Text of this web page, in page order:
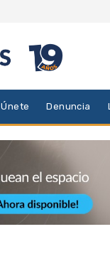
Únete Denuncia